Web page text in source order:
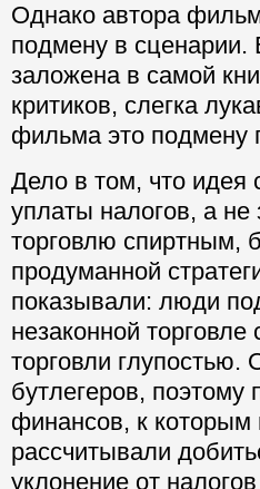
Однако автора
подмену в
заложена в самой
критиков, слегка
фильма это подмену
Дело в том, что идея
уплаты налогов, а не
торговлю спиртным,
продуманной
показывали: люди
незаконной
торговли
бутлегеров, поэтому
финансов, к
рассчитывали
уклонение от